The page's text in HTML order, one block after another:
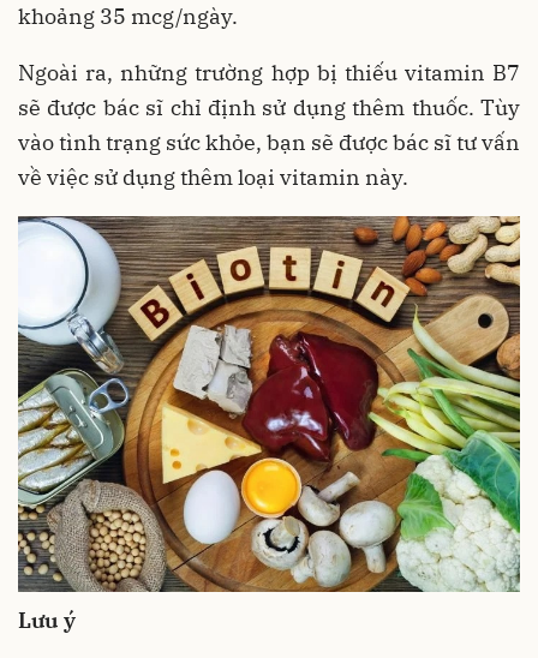
khoảng 35 mcg/ngày.
Ngoài ra, những trường hợp bị thiếu vitamin B7
sẽ được bác sĩ chỉ định sử dụng thêm thuốc. Tùy
vào tình trạng sức khỏe, bạn sẽ được bác sĩ tư vấn
về việc sử dụng thêm loại vitamin này.
Lưu ý